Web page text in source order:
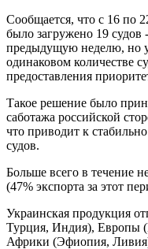
Сообщается, что с 16 по
было загружено 19 судов
предыдущую неделю, но
одинаковом количестве
предоставления
Такое решение было
саботажа российской
что приводит к
судов.
Больше всего в течение
(47% экспорта за этот
Украинская продукция
Турция, Индия), Европы
Африки (Эфиопия,